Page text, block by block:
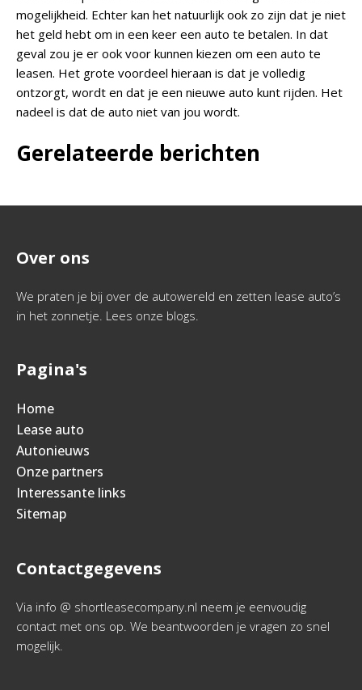
mogelijkheid. Echter kan het natuurlijk ook zo zijn dat je niet
het geld hebt om in een keer een auto te betalen. In dat
geval zou je er ook voor kunnen kiezen om een auto te
leasen. Het grote voordeel hieraan is dat je volledig
ontzorgt, wordt en dat je een nieuwe auto kunt rijden. Het
nadeel is dat de auto niet van jou wordt.
Gerelateerde berichten
Over ons
We praten je bij over de autowereld en zetten lease auto’s
in het zonnetje. Lees onze blogs.
Pagina's
Home
Lease auto
Autonieuws
Onze partners
Interessante links
Sitemap
Contactgegevens
Via info @ shortleasecompany.nl neem je eenvoudig
contact met ons op. We beantwoorden je vragen zo snel
mogelijk.